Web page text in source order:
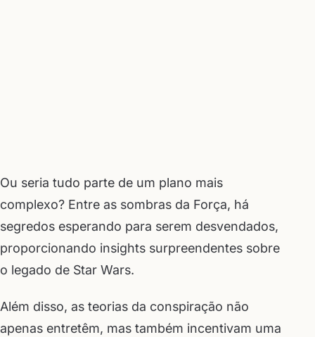
Ou seria tudo parte de um plano mais
complexo? Entre as sombras da Força, há
segredos esperando para serem desvendados,
proporcionando insights surpreendentes sobre
o legado de Star Wars.
Além disso, as teorias da conspiração não
apenas entretêm, mas também incentivam uma